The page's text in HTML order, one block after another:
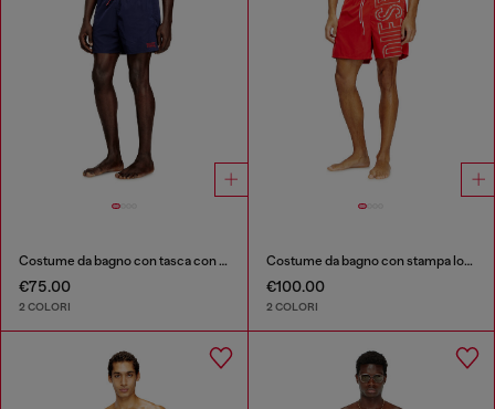
Costume da bagno con tasca con zip
€75.00
2 COLORI
Costume da bagno con stampa logo oversize
€100.00
2 COLORI